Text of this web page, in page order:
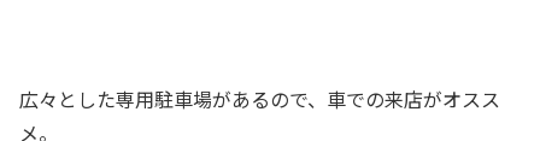
広々とした専用駐車場があるので、車での来店がオスス
メ。